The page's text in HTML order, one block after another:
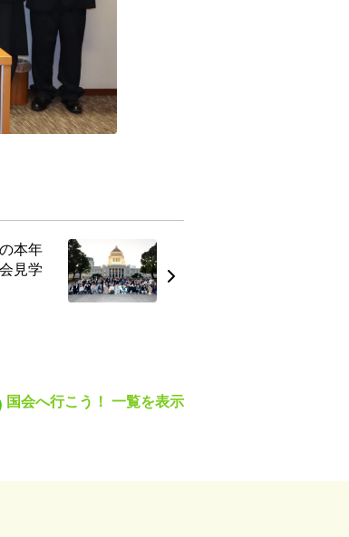
本年
見学
国会へ行こう！ 一覧を表示